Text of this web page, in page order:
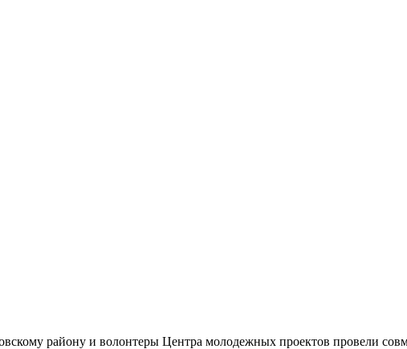
району и волонтеры Центра молодежных проектов провели